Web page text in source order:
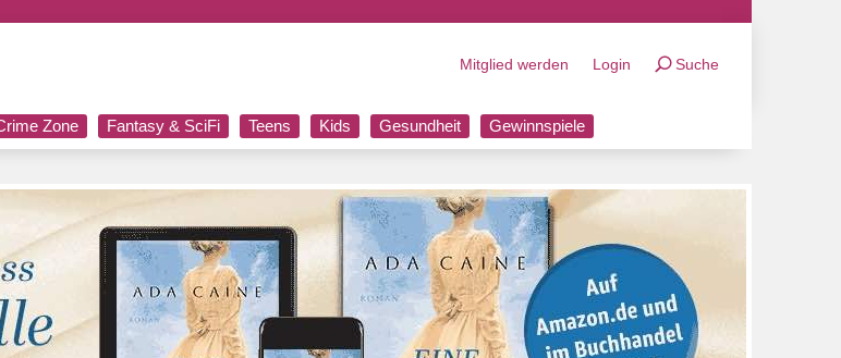
Mitglied werden Login Suche
Zone Fantasy & SciFi Teens Kids Gesundheit Gewinnspiele